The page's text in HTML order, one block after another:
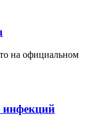
на официальном
инфекций